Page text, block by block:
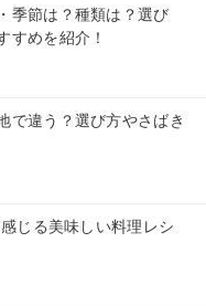
季節は？種類は？選び
すめを紹介！
で違う？選び方やさばき
じる美味しい料理レシ